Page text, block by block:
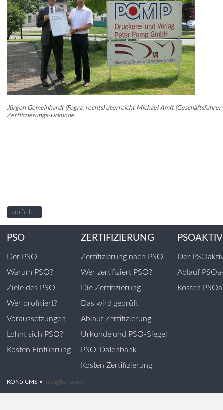
Jürgen Gemeinhardt (Fogra, rechts) überreicht Michael Amft (Geschäftsführer
Zertifizierungs-Urkunde.
zurück
PSO
Der PSO
Warum PSO?
Ziele des PSO
Wer profitiert?
Voraussetzungen
Lohnt sich PSO?
Kosten Einführung
ZERTIFIZIERUNG
Zertifizierung nach PSO
Wer zertifiziert PSO?
Die Zertifizierung
Das wird geprüft
Ablauf Zertifizierung
Urkunde und PSO-Siegel
PSO-Datenbank
Kosten Zertifizierung
PSOAKTIV
Der
Ablauf
Kosten
KON5 CMS • info@kon5.net